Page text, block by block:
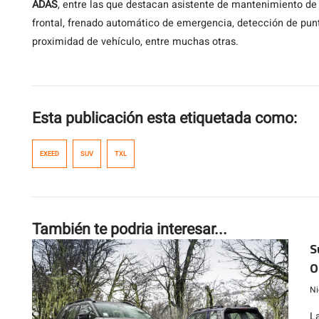
ADAS, entre las que destacan asistente de mantenimiento
frontal, frenado automático de emergencia, detección de
proximidad de vehículo, entre muchas otras.
Esta publicación esta etiquetada como:
EXEED SUV TXL
También te podria interesar...